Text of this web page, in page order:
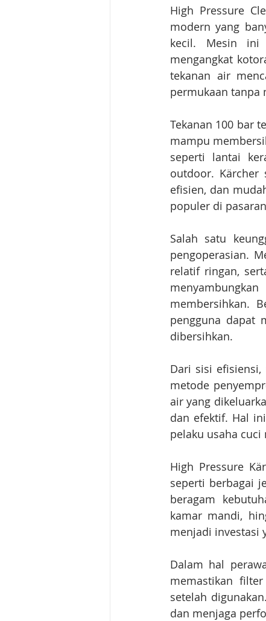
High Pressure
modern yang
kecil. Mesin ini
mengangkat
tekanan air
permukaan tanpa
Tekanan 100 bar
mampu
seperti lantai
outdoor. Kärcher
efisien, dan
populer di
Salah satu
pengoperasian.
relatif ringan,
membersihkan.
pengguna dapat
dibersihkan.
Dari sisi
metode
air yang
dan efektif. Hal
pelaku usaha
High Pressure
seperti berbagai
beragam
kamar mandi,
menjadi investasi
Dalam hal
memastikan
setelah
dan menjaga